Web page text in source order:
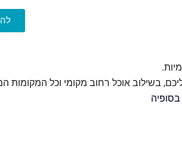
בשילוב אוכל רחוב מקומי וכל המקומות